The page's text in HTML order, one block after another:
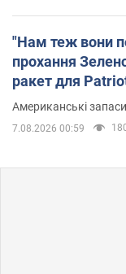
"Нам теж вони
прохання
ракет для
Американські
7.08.2026 00:59